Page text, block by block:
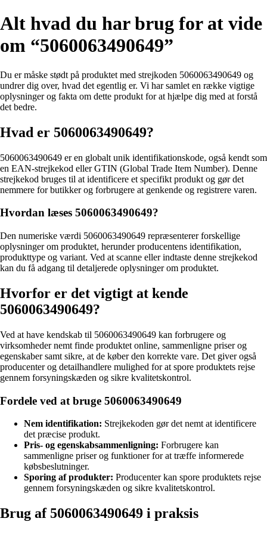
Alt hvad du har brug for at vide
om “5060063490649”
Du er måske stødt på produktet med strejkoden 5060063490649 og
undrer dig over, hvad det egentlig er. Vi har samlet en række vigtige
oplysninger og fakta om dette produkt for at hjælpe dig med at forstå
det bedre.
Hvad er 5060063490649?
5060063490649 er en globalt unik identifikationskode, også kendt som
en EAN-strejkekod eller GTIN (Global Trade Item Number). Denne
strejkekod bruges til at identificere et specifikt produkt og gør det
nemmere for butikker og forbrugere at genkende og registrere varen.
Hvordan læses 5060063490649?
Den numeriske værdi 5060063490649 repræsenterer forskellige
oplysninger om produktet, herunder producentens identifikation,
produkttype og variant. Ved at scanne eller indtaste denne strejkekod
kan du få adgang til detaljerede oplysninger om produktet.
Hvorfor er det vigtigt at kende
5060063490649?
Ved at have kendskab til 5060063490649 kan forbrugere og
virksomheder nemt finde produktet online, sammenligne priser og
egenskaber samt sikre, at de køber den korrekte vare. Det giver også
producenter og detailhandlere mulighed for at spore produktets rejse
gennem forsyningskæden og sikre kvalitetskontrol.
Fordele ved at bruge 5060063490649
Nem identifikation: Strejkekoden gør det nemt at identificere
det præcise produkt.
Pris- og egenskabsammenligning: Forbrugere kan
sammenligne priser og funktioner for at træffe informerede
købsbeslutninger.
Sporing af produkter: Producenter kan spore produktets rejse
gennem forsyningskæden og sikre kvalitetskontrol.
Brug af 5060063490649 i praksis